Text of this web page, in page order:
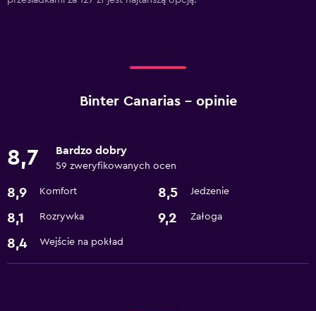
Binter Canarias – opinie
8,7 Bardzo dobry
59 zweryfikowanych ocen
8,9 Komfort 8,5 Jedzenie
8,1 Rozrywka 9,2 Załoga
8,4 Wejście na pokład